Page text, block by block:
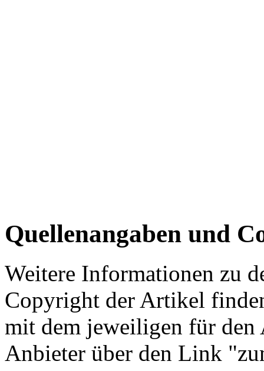
Quellenangaben und
Weitere Informationen zu
Copyright der Artikel
mit dem jeweiligen für
Anbieter über den Link